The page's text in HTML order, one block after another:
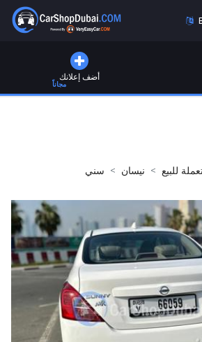
أضف إعلانك
مجاناً
للبيع نيسان سني